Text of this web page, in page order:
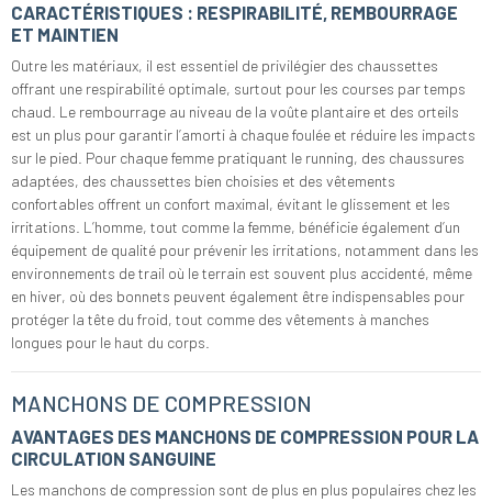
CARACTÉRISTIQUES : RESPIRABILITÉ, REMBOURRAGE
ET MAINTIEN
Outre les matériaux, il est essentiel de privilégier des chaussettes
offrant une respirabilité optimale, surtout pour les courses par temps
chaud. Le rembourrage au niveau de la voûte plantaire et des orteils
est un plus pour garantir l’amorti à chaque foulée et réduire les impacts
sur le pied. Pour chaque femme pratiquant le running, des chaussures
adaptées, des chaussettes bien choisies et des vêtements
confortables offrent un confort maximal, évitant le glissement et les
irritations. L’homme, tout comme la femme, bénéficie également d’un
équipement de qualité pour prévenir les irritations, notamment dans les
environnements de trail où le terrain est souvent plus accidenté, même
en hiver, où des bonnets peuvent également être indispensables pour
protéger la tête du froid, tout comme des vêtements à manches
longues pour le haut du corps.
MANCHONS DE COMPRESSION
AVANTAGES DES MANCHONS DE COMPRESSION POUR LA
CIRCULATION SANGUINE
Les manchons de compression sont de plus en plus populaires chez les